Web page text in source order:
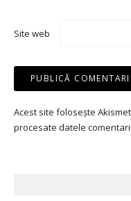
Site web
Acest site folosește
procesate datele